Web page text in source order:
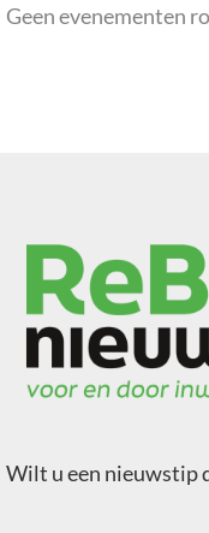
Geen evenementen
Wilt u een nieuwstip